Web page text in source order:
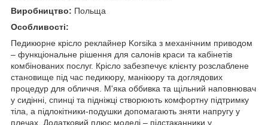
Виробництво: Польща
Особливості:
Педикюрне крісло реклайнер Korsika з механічним приводом
– функціональне рішення для салонів краси та кабінетів
комбінованих послуг. Крісло забезпечує клієнту розслаблене
становище під час педикюру, манікюру та доглядових
процедур для обличчя. М'яка оббивка та щільний наповнювач
у сидінні, спинці та підніжці створюють комфортну підтримку
тіла, а підлокітники-подушки допомагають зняти напругу у
плечах. Додатковий плюс моделі – підстаканники у